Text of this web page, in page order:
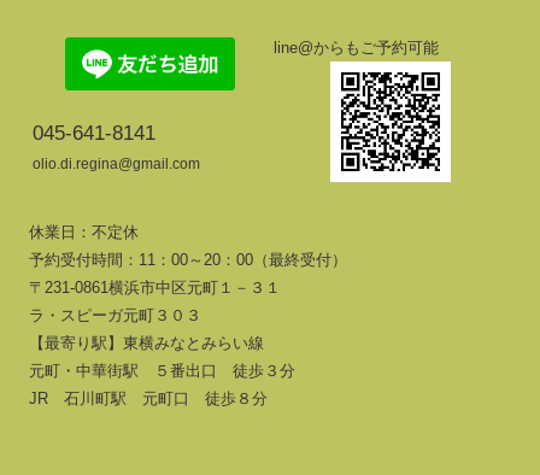
045-641-8141
olio.di.regina@gmail.com
line@からもご予約可能
休業日：不定休
予約受付時間：11：00～20：00（最終受付）
〒231-0861横浜市中区元町１－３１
ラ・スピーガ元町３０３
【最寄り駅】東横みなとみらい線
元町・中華街駅 ５番出口 徒歩３分
JR 石川町駅 元町口 徒歩８分